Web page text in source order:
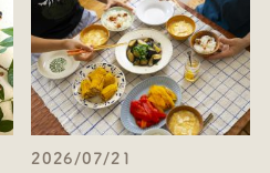
2026/07/21